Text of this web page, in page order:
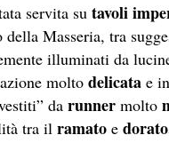
servita su tavoli
della Masseria, tra
illuminati da
molto delicata e
da runner molto
tra il ramato e